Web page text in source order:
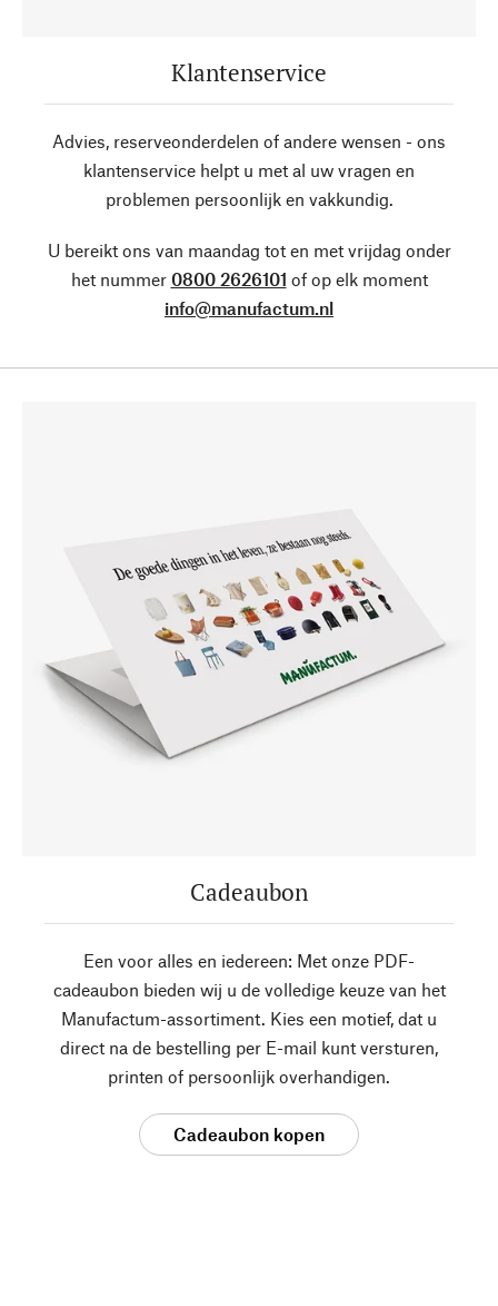
Klantenservice
Advies, reserveonderdelen of andere wensen - ons
klantenservice helpt u met al uw vragen en
problemen persoonlijk en vakkundig.
U bereikt ons van maandag tot en met vrijdag onder
het nummer 0800 2626101 of op elk moment
info@manufactum.nl
Cadeaubon
Een voor alles en iedereen: Met onze PDF-
cadeaubon bieden wij u de volledige keuze van het
Manufactum-assortiment. Kies een motief, dat u
direct na de bestelling per E-mail kunt versturen,
printen of persoonlijk overhandigen.
Cadeaubon kopen